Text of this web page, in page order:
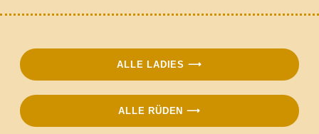
ALLE LADIES ⟶
ALLE RÜDEN ⟶